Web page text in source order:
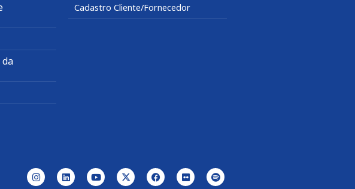
Cadastro Cliente/Fornecedor